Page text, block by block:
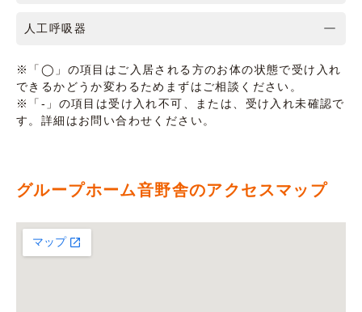
人工呼吸器
※「◯」の項目はご入居される方のお体の状態で受け入れ
できるかどうか変わるためまずはご相談ください。
※「-」の項目は受け入れ不可、または、受け入れ未確認で
す。詳細はお問い合わせください。
グループホーム音野舎のアクセスマップ